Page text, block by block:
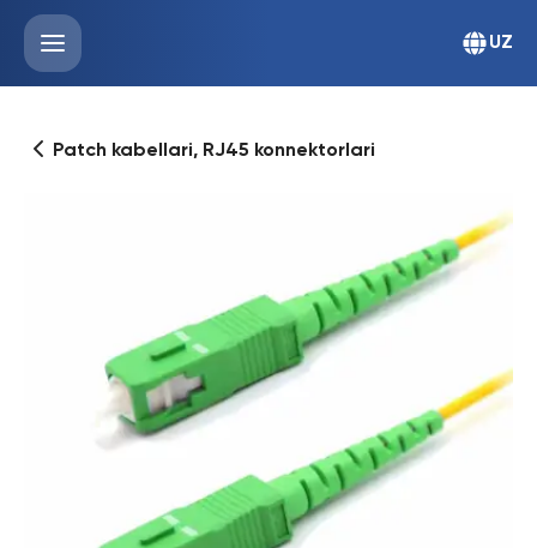
UZ
Patch kabellari, RJ45 konnektorlari